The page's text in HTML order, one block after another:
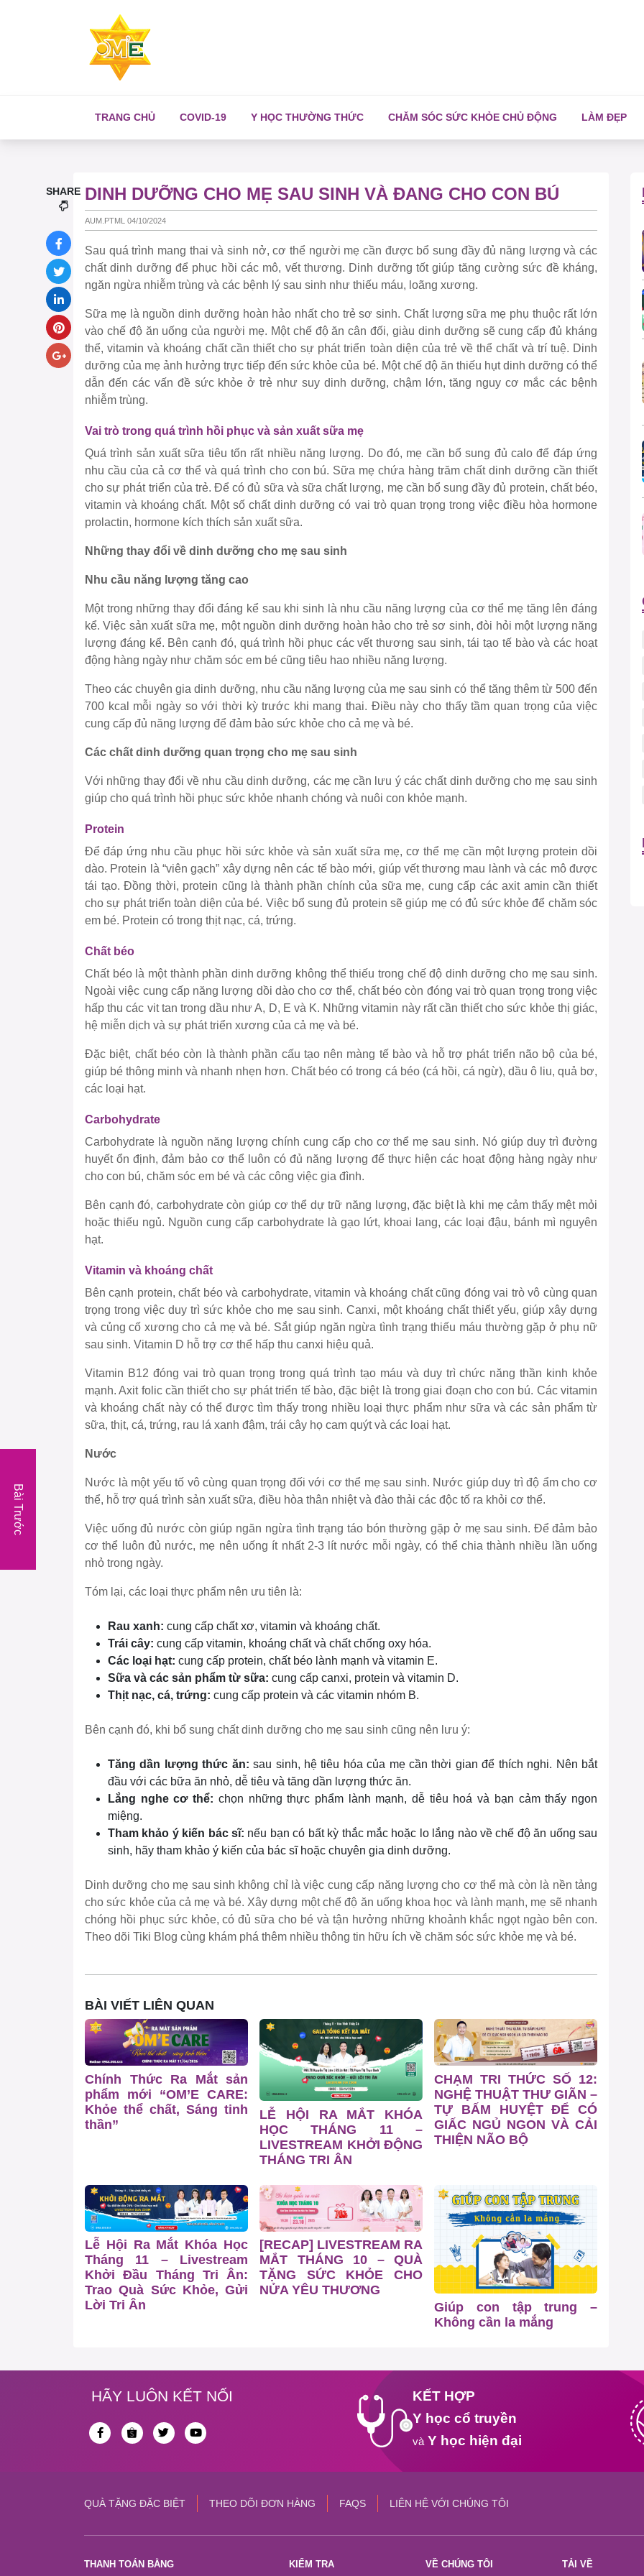
TRANG CHỦ COVID-19 Y HỌC THƯỜNG THỨC CHĂM SÓC SỨC KHỎE CHỦ ĐỘNG LÀM ĐẸP
DINH DƯỠNG CHO MẸ SAU SINH VÀ ĐANG CHO CON BÚ
AUM.PTML 04/10/2024
Sau quá trình mang thai và sinh nở, cơ thể người mẹ cần được bổ sung đầy đủ năng lượng và các
chất dinh dưỡng để phục hồi các mô, vết thương. Dinh dưỡng tốt giúp tăng cường sức đề kháng,
ngăn ngừa nhiễm trùng và các bệnh lý sau sinh như thiếu máu, loãng xương.
Sữa mẹ là nguồn dinh dưỡng hoàn hảo nhất cho trẻ sơ sinh. Chất lượng sữa mẹ phụ thuộc rất lớn
vào chế độ ăn uống của người mẹ. Một chế độ ăn cân đối, giàu dinh dưỡng sẽ cung cấp đủ kháng
thể, vitamin và khoáng chất cần thiết cho sự phát triển toàn diện của trẻ về thể chất và trí tuệ. Dinh
dưỡng của mẹ ảnh hưởng trực tiếp đến sức khỏe của bé. Một chế độ ăn thiếu hụt dinh dưỡng có thể
dẫn đến các vấn đề sức khỏe ở trẻ như suy dinh dưỡng, chậm lớn, tăng nguy cơ mắc các bệnh
nhiễm trùng.
Vai trò trong quá trình hồi phục và sản xuất sữa mẹ
Quá trình sản xuất sữa tiêu tốn rất nhiều năng lượng. Do đó, mẹ cần bổ sung đủ calo để đáp ứng
nhu cầu của cả cơ thể và quá trình cho con bú. Sữa mẹ chứa hàng trăm chất dinh dưỡng cần thiết
cho sự phát triển của trẻ. Để có đủ sữa và sữa chất lượng, mẹ cần bổ sung đầy đủ protein, chất béo,
vitamin và khoáng chất. Một số chất dinh dưỡng có vai trò quan trọng trong việc điều hòa hormone
prolactin, hormone kích thích sản xuất sữa.
Những thay đổi về dinh dưỡng cho mẹ sau sinh
Nhu cầu năng lượng tăng cao
Một trong những thay đổi đáng kể sau khi sinh là nhu cầu năng lượng của cơ thể mẹ tăng lên đáng
kể. Việc sản xuất sữa mẹ, một nguồn dinh dưỡng hoàn hảo cho trẻ sơ sinh, đòi hỏi một lượng năng
lượng đáng kể. Bên cạnh đó, quá trình hồi phục các vết thương sau sinh, tái tạo tế bào và các hoạt
động hàng ngày như chăm sóc em bé cũng tiêu hao nhiều năng lượng.
Theo các chuyên gia dinh dưỡng, nhu cầu năng lượng của mẹ sau sinh có thể tăng thêm từ 500 đến
700 kcal mỗi ngày so với thời kỳ trước khi mang thai. Điều này cho thấy tầm quan trọng của việc
cung cấp đủ năng lượng để đảm bảo sức khỏe cho cả mẹ và bé.
Các chất dinh dưỡng quan trọng cho mẹ sau sinh
Với những thay đổi về nhu cầu dinh dưỡng, các mẹ cần lưu ý các chất dinh dưỡng cho mẹ sau sinh
giúp cho quá trình hồi phục sức khỏe nhanh chóng và nuôi con khỏe mạnh.
Protein
Để đáp ứng nhu cầu phục hồi sức khỏe và sản xuất sữa mẹ, cơ thể mẹ cần một lượng protein dồi
dào. Protein là “viên gạch” xây dựng nên các tế bào mới, giúp vết thương mau lành và các mô được
tái tạo. Đồng thời, protein cũng là thành phần chính của sữa mẹ, cung cấp các axit amin cần thiết
cho sự phát triển toàn diện của bé. Việc bổ sung đủ protein sẽ giúp mẹ có đủ sức khỏe để chăm sóc
em bé. Protein có trong thịt nạc, cá, trứng.
Chất béo
Chất béo là một thành phần dinh dưỡng không thể thiếu trong chế độ dinh dưỡng cho mẹ sau sinh.
Ngoài việc cung cấp năng lượng dồi dào cho cơ thể, chất béo còn đóng vai trò quan trọng trong việc
hấp thu các vit tan trong dầu như A, D, E và K. Những vitamin này rất cần thiết cho sức khỏe thị giác,
hệ miễn dịch và sự phát triển xương của cả mẹ và bé.
Đặc biệt, chất béo còn là thành phần cấu tạo nên màng tế bào và hỗ trợ phát triển não bộ của bé,
giúp bé thông minh và nhanh nhẹn hơn. Chất béo có trong cá béo (cá hồi, cá ngừ), dầu ô liu, quả bơ,
các loại hạt.
Carbohydrate
Carbohydrate là nguồn năng lượng chính cung cấp cho cơ thể mẹ sau sinh. Nó giúp duy trì đường
huyết ổn định, đảm bảo cơ thể luôn có đủ năng lượng để thực hiện các hoạt động hàng ngày như
cho con bú, chăm sóc em bé và các công việc gia đình.
Bên cạnh đó, carbohydrate còn giúp cơ thể dự trữ năng lượng, đặc biệt là khi mẹ cảm thấy mệt mỏi
hoặc thiếu ngủ. Nguồn cung cấp carbohydrate là gạo lứt, khoai lang, các loại đậu, bánh mì nguyên
hạt.
Vitamin và khoáng chất
Bên cạnh protein, chất béo và carbohydrate, vitamin và khoáng chất cũng đóng vai trò vô cùng quan
trọng trong việc duy trì sức khỏe cho mẹ sau sinh. Canxi, một khoáng chất thiết yếu, giúp xây dựng
và củng cố xương cho cả mẹ và bé. Sắt giúp ngăn ngừa tình trạng thiếu máu thường gặp ở phụ nữ
sau sinh. Vitamin D hỗ trợ cơ thể hấp thu canxi hiệu quả.
Vitamin B12 đóng vai trò quan trọng trong quá trình tạo máu và duy trì chức năng thần kinh khỏe
mạnh. Axit folic cần thiết cho sự phát triển tế bào, đặc biệt là trong giai đoạn cho con bú. Các vitamin
và khoáng chất này có thể được tìm thấy trong nhiều loại thực phẩm như sữa và các sản phẩm từ
sữa, thịt, cá, trứng, rau lá xanh đậm, trái cây họ cam quýt và các loại hạt.
Nước
Nước là một yếu tố vô cùng quan trọng đối với cơ thể mẹ sau sinh. Nước giúp duy trì độ ẩm cho cơ
thể, hỗ trợ quá trình sản xuất sữa, điều hòa thân nhiệt và đào thải các độc tố ra khỏi cơ thể.
Việc uống đủ nước còn giúp ngăn ngừa tình trạng táo bón thường gặp ở mẹ sau sinh. Để đảm bảo
cơ thể luôn đủ nước, mẹ nên uống ít nhất 2-3 lít nước mỗi ngày, có thể chia thành nhiều lần uống
nhỏ trong ngày.
Tóm lại, các loại thực phẩm nên ưu tiên là:
Rau xanh: cung cấp chất xơ, vitamin và khoáng chất.
Trái cây: cung cấp vitamin, khoáng chất và chất chống oxy hóa.
Các loại hạt: cung cấp protein, chất béo lành mạnh và vitamin E.
Sữa và các sản phẩm từ sữa: cung cấp canxi, protein và vitamin D.
Thịt nạc, cá, trứng: cung cấp protein và các vitamin nhóm B.
Bên cạnh đó, khi bổ sung chất dinh dưỡng cho mẹ sau sinh cũng nên lưu ý:
Tăng dần lượng thức ăn: sau sinh, hệ tiêu hóa của mẹ cần thời gian để thích nghi. Nên bắt
đầu với các bữa ăn nhỏ, dễ tiêu và tăng dần lượng thức ăn.
Lắng nghe cơ thể: chọn những thực phẩm lành mạnh, dễ tiêu hoá và bạn cảm thấy ngon
miệng.
Tham khảo ý kiến bác sĩ: nếu bạn có bất kỳ thắc mắc hoặc lo lắng nào về chế độ ăn uống sau
sinh, hãy tham khảo ý kiến của bác sĩ hoặc chuyên gia dinh dưỡng.
Dinh dưỡng cho mẹ sau sinh không chỉ là việc cung cấp năng lượng cho cơ thể mà còn là nền tảng
cho sức khỏe của cả mẹ và bé. Xây dựng một chế độ ăn uống khoa học và lành mạnh, mẹ sẽ nhanh
chóng hồi phục sức khỏe, có đủ sữa cho bé và tận hưởng những khoảnh khắc ngọt ngào bên con.
Theo dõi Tiki Blog cùng khám phá thêm nhiều thông tin hữu ích về chăm sóc sức khỏe mẹ và bé.
SHARE
BÀI VIẾT LIÊN QUAN
Chính Thức Ra Mắt sản
phẩm mới “OM’E CARE:
Khỏe thể chất, Sáng tinh
thần”
LỄ HỘI RA MẮT KHÓA
HỌC THÁNG 11 –
LIVESTREAM KHỞI ĐỘNG
THÁNG TRI ÂN
CHẠM TRI THỨC SỐ 12:
NGHỆ THUẬT THƯ GIÃN –
TỰ BẤM HUYỆT ĐỂ CÓ
GIẤC NGỦ NGON VÀ CẢI
THIỆN NÃO BỘ
Lễ Hội Ra Mắt Khóa Học
Tháng 11 – Livestream
Khởi Đầu Tháng Tri Ân:
Trao Quà Sức Khỏe, Gửi
Lời Tri Ân
[RECAP] LIVESTREAM RA
MẮT THÁNG 10 – QUÀ
TẶNG SỨC KHỎE CHO
NỬA YÊU THƯƠNG
Giúp con tập trung –
Không cần la mắng
Bài Trước
HÃY LUÔN KẾT NỐI
KẾT HỢP
Y học cổ truyền
và Y học hiện đại
QUÀ TẶNG ĐẶC BIỆT THEO DÕI ĐƠN HÀNG FAQS LIÊN HỆ VỚI CHÚNG TÔI
THANH TOÁN BẰNG KIỂM TRA VỀ CHÚNG TÔI TẢI VỀ